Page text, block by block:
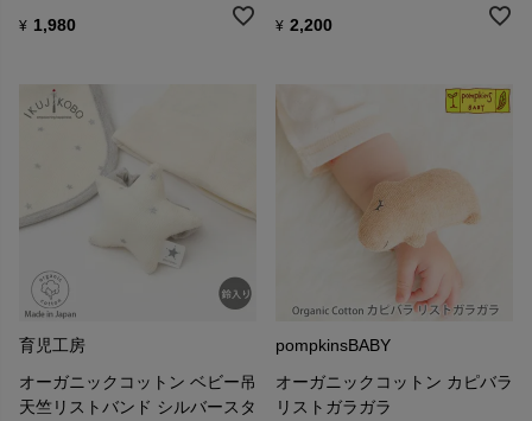
¥ 1,980 ¥ 2,200
育児工房
オーガニックコットン ベビー吊
天竺リストバンド シルバースタ
pompkinsBABY
オーガニックコットン カピバラ
リストガラガラ